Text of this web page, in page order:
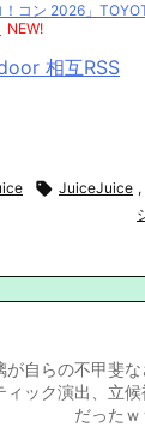
！コン 2026」
NEW!
相互RSS
 JuiceJuice ,
が自らの不甲斐
ィック演出、立
だったｗ